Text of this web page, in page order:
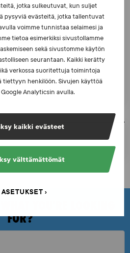
jotka sulkeutuvat, kun suljet
pysyviä evästeitä, jotka tallentuvat
voimme tunnistaa selaimesi ja
tietoa esimerkiksi sivustollamme
sekä sivustomme käytön
seurantaan. Kaikki kerätty
verkossa suoritettuja toimintoja
tiettyyn henkilöön. Sivujen käyttöä
Analyticsin avulla.
kaikki evästeet
välttämättömät
ASETUKSET
the baton of fair competition
FOR?